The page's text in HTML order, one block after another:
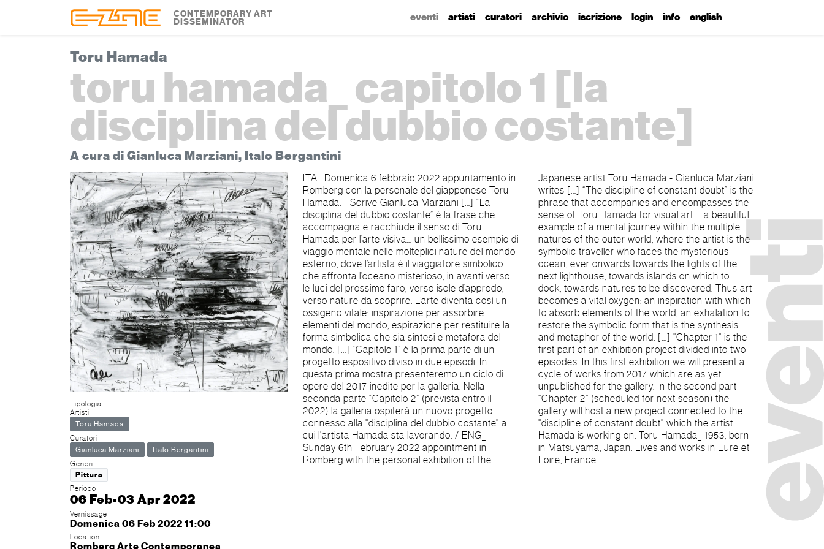
CONTEMPORARY ART
DISSEMINATOR eventi artisti curatori archivio iscrizione login info english
Toru Hamada
toru hamada_ capitolo 1 [la
disciplina del dubbio costante]
A cura di Gianluca Marziani, Italo Bergantini
Tipologia
Artisti
Toru Hamada
Curatori
Gianluca Marziani
Italo Bergantini
Generi
Pittura
Periodo
06 Feb-03 Apr 2022
Vernissage
Domenica 06 Feb 2022 11:00
Location
ITA_ Domenica 6 febbraio 2022 appuntamento in
Romberg con la personale del giapponese Toru
Hamada. - Scrive Gianluca Marziani […] “La
disciplina del dubbio costante” è la frase che
accompagna e racchiude il senso di Toru
Hamada per l’arte visiva… un bellissimo esempio di
viaggio mentale nelle molteplici nature del mondo
esterno, dove l’artista è il viaggiatore simbolico
che affronta l’oceano misterioso, in avanti verso
le luci del prossimo faro, verso isole d’approdo,
verso nature da scoprire. L’arte diventa così un
ossigeno vitale: inspirazione per assorbire
elementi del mondo, espirazione per restituire la
forma simbolica che sia sintesi e metafora del
mondo. […] “Capitolo 1” è la prima parte di un
progetto espositivo diviso in due episodi. In
questa prima mostra presenteremo un ciclo di
opere del 2017 inedite per la galleria. Nella
seconda parte “Capitolo 2” (prevista entro il
2022) la galleria ospiterà un nuovo progetto
connesso alla "disciplina del dubbio costante" a
cui l'artista Hamada sta lavorando. / ENG_
Sunday 6th February 2022 appointment in
Romberg with the personal exhibition of the
Japanese artist Toru Hamada - Gianluca Marziani
writes […] “The discipline of constant doubt” is the
phrase that accompanies and encompasses the
sense of Toru Hamada for visual art ... a beautiful
example of a mental journey within the multiple
natures of the outer world, where the artist is the
symbolic traveller who faces the mysterious
ocean, ever onwards towards the lights of the
next lighthouse, towards islands on which to
dock, towards natures to be discovered. Thus art
becomes a vital oxygen: an inspiration with which
to absorb elements of the world, an exhalation to
restore the symbolic form that is the synthesis
and metaphor of the world. […] "Chapter 1" is the
first part of an exhibition project divided into two
episodes. In this first exhibition we will present a
cycle of works from 2017 which are as yet
unpublished for the gallery. In the second part
"Chapter 2" (scheduled for next season) the
gallery will host a new project connected to the
"discipline of constant doubt" which the artist
Hamada is working on. Toru Hamada_ 1953, born
in Matsuyama, Japan. Lives and works in Eure et
Loire, France